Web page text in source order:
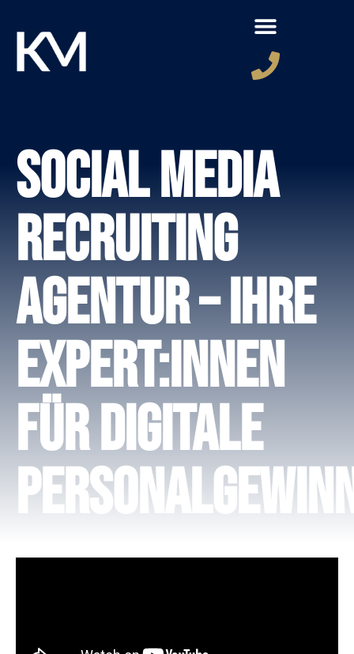
Social Media
Recruiting
Agentur – Ihre
Expert:innen
für digitale